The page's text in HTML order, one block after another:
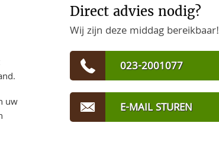
uw
Direct advies nodig?
Wij zijn deze middag bereikbaar!
023-2001077
E-MAIL STUREN